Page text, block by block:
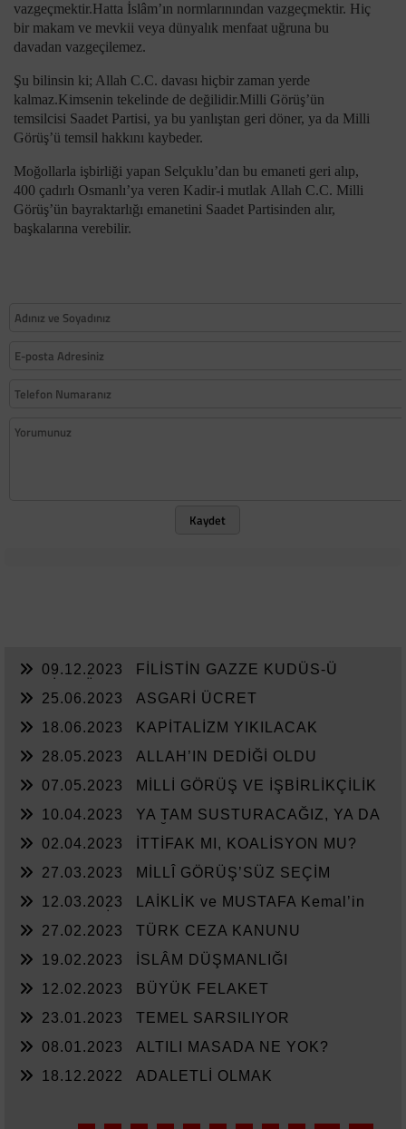
vazgeçmektir.Hatta İslâm’ın normlarınından vazgeçmektir. Hiç
bir makam ve mevkii veya dünyalık menfaat uğruna bu
davadan vazgeçilemez.
Şu bilinsin ki; Allah C.C. davası hiçbir zaman yerde
kalmaz.Kimsenin tekelinde de değilidir.Milli Görüş’ün
temsilcisi Saadet Partisi, ya bu yanlıştan geri döner, ya da Milli
Görüş’ü temsil hakkını kaybeder.
Moğollarla işbirliği yapan Selçuklu’dan bu emaneti geri alıp,
400 çadırlı Osmanlı’ya veren Kadir-i mutlak Allah C.C. Milli
Görüş’ün bayraktarlığı emanetini Saadet Partisinden alır,
başkalarına verebilir.
Kaydet
09.12.2023
FİLİSTİN GAZZE KUDÜS-Ü
25.06.2023
ASGARİ ÜCRET
18.06.2023
KAPİTALİZM YIKILACAK
28.05.2023
ALLAH’IN DEDİĞİ OLDU
07.05.2023
MİLLİ GÖRÜŞ VE İŞBİRLİKÇİLİK
10.04.2023
YA TAM SUSTURACAĞIZ, YA DA
02.04.2023
İTTİFAK MI, KOALİSYON MU?
27.03.2023
MİLLÎ GÖRÜŞ’SÜZ SEÇİM
12.03.2023
LAİKLİK ve MUSTAFA Kemal’in
27.02.2023
TÜRK CEZA KANUNU
19.02.2023
İSLÂM DÜŞMANLIĞI
12.02.2023
BÜYÜK FELAKET
23.01.2023
TEMEL SARSILIYOR
08.01.2023
ALTILI MASADA NE YOK?
18.12.2022
ADALETLİ OLMAK